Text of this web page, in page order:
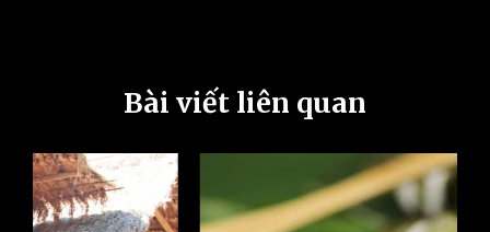
Bài viết liên quan